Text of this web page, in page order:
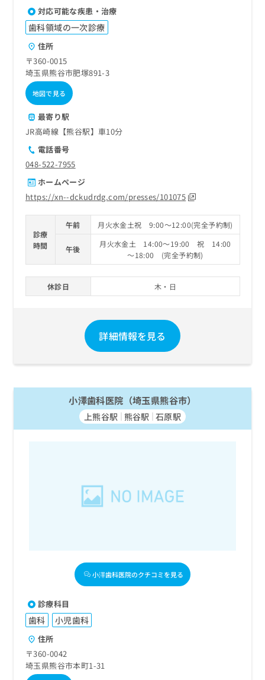
対応可能な疾患・治療
歯科領域の一次診療
住所
〒360-0015
埼玉県熊谷市肥塚891-3
地図で見る
最寄り駅
JR高崎線【熊谷駅】車10分
電話番号
048-522-7955
ホームページ
https://xn--dckudrdg.com/presses/101075
診療
時間
午前 月火水金土祝 9:00～12:00(完全予約制)
午後
月火水金土 14:00～19:00 祝 14:00
～18:00 (完全予約制)
休診日 木・日
詳細情報を見る
小澤歯科医院（埼玉県熊谷市）
上熊谷駅 熊谷駅 石原駅
小澤歯科医院のクチコミを見る
診療科目
歯科 小児歯科
住所
〒360-0042
埼玉県熊谷市本町1-31